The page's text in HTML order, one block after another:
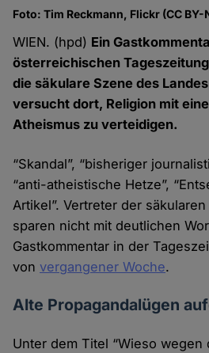
Foto: Tim Reckmann, Flickr (CC BY-
WIEN. (hpd) Ein
österreichischen
die säkulare Szene des
versucht dort, Religion mit
Atheismus zu verteidigen.
“Skandal”, “bisheriger
“anti-atheistische Hetze”,
Artikel”. Vertreter der
sparen nicht mit deutlichen
Gastkommentar in der
vonvergangener Woche.
Alte Propagandalügen
Unter dem Titel “Wieso wegen